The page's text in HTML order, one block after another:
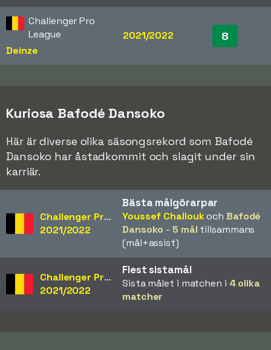
Challenger Pro
League
Deinze
2021/2022 8
Kuriosa Bafodé Dansoko
Här är diverse olika säsongsrekord som Bafodé
Dansoko har åstadkommit och slagit under sin
karriär.
Challenger Pro League
2021/2022
Bästa målgörarpar
Youssef Challoukoch Bafodé
Dansoko - 5 mål tillsammans
(mål+assist)
Challenger Pro League
2021/2022
Flest sistamål
Sista målet i matchen i 4 olika
matcher